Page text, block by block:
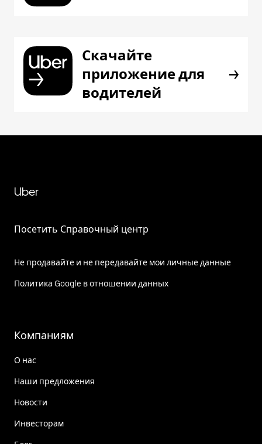
Скачайте
приложение для
водителей
Uber
Посетить Справочный центр
Не продавайте и не передавайте мои личные данные
Политика Google в отношении данных
Компаниям
О нас
Наши предложения
Новости
Инвесторам